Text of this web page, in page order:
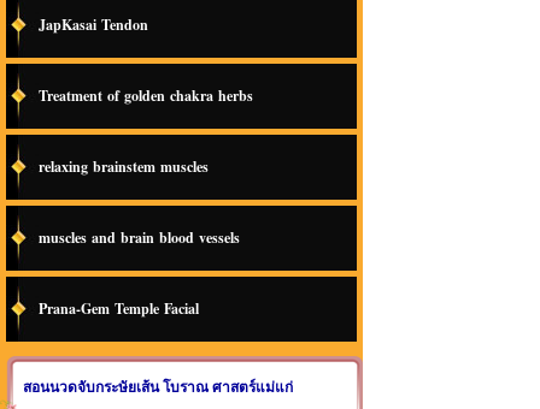
JapKasai Tendon
Treatment of golden chakra herbs
relaxing brainstem muscles
muscles and brain blood vessels
Prana-Gem Temple Facial
สอนนวดจับกระษัยเส้น โบราณ ศาสตร์แม่แก่